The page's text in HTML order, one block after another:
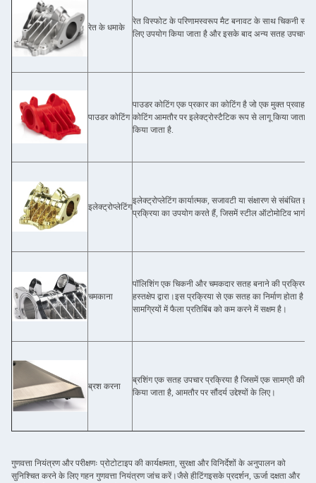
रेत के धमाके
रेत विस्फोट के परिणामस्वरूप मैट बनावट के साथ चिकनी
लिए उपयोग किया जाता है और इसके बाद अन्य सतह उपचार
पाउडर कोटिंग
पाउडर कोटिंग एक प्रकार का कोटिंग है जो एक मुक्त प्रवाह,
कोटिंग आमतौर पर इलेक्ट्रोस्टैटिक रूप से लागू किया जाता है
किया जाता है.
इलेक्ट्रोप्लेटिंग
इलेक्ट्रोप्लेटिंग कार्यात्मक, सजावटी या संक्षारण से संबंधित
प्रक्रिया का उपयोग करते हैं, जिसमें स्टील ऑटोमोटिव भागों
चमकाना
पॉलिशिंग एक चिकनी और चमकदार सतह बनाने की प्रक्रिया
हस्तक्षेप द्वारा।इस प्रक्रिया से एक सतह का निर्माण होता है
सामग्रियों में फैला प्रतिबिंब को कम करने में सक्षम है।
ब्रश करना
ब्रशिंग एक सतह उपचार प्रक्रिया है जिसमें एक सामग्री की
किया जाता है, आमतौर पर सौंदर्य उद्देश्यों के लिए।
गुणवत्ता नियंत्रण और परीक्षणः प्रोटोटाइप की कार्यक्षमता, सुरक्षा और विनिर्देशों के अनुपालन को
सुनिश्चित करने के लिए गहन गुणवत्ता नियंत्रण जांच करें।जैसे हीटिंगइसके प्रदर्शन, ऊर्जा दक्षता और